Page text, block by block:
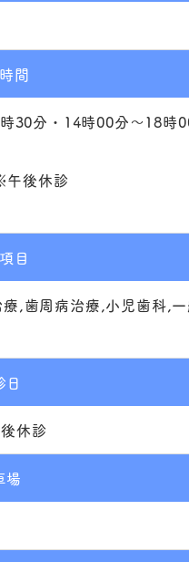
間
30分・14時00分～18時
後休診
目
,歯周病治療,小児歯科,
日
休診
場